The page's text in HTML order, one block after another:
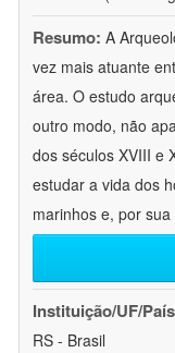
Resumo: A
vez mais atuante
área. O estudo
outro modo, não
dos séculos XVIII e
estudar a vida dos
marinhos e, por
Instituição/UF/
RS - Brasil